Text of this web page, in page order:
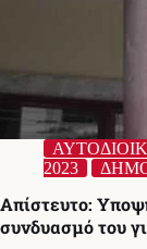
2023
Απίστευτο:
συνδυασμό του